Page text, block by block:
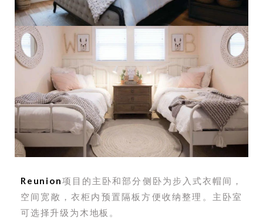
Reunion项目的主卧和部分侧卧为步入式衣帽间，
空间宽敞，衣柜内预置隔板方便收纳整理。主卧室
可选择升级为木地板。